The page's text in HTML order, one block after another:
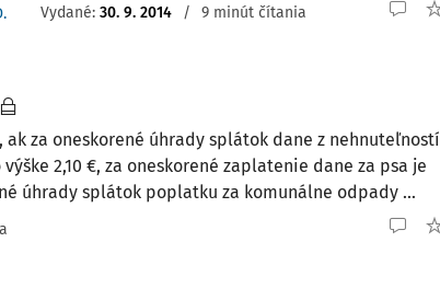
Vydané: 30. 9. 2014 / 9 minút čítania
za oneskorené úhrady splátok dane z nehnuteľností
2,10 €, za oneskorené zaplatenie dane za psa je
úhrady splátok poplatku za komunálne odpady ...